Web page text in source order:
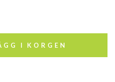
I KORGEN